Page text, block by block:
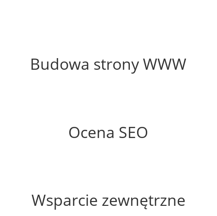
Budowa strony WWW
Ocena SEO
Wsparcie zewnętrzne